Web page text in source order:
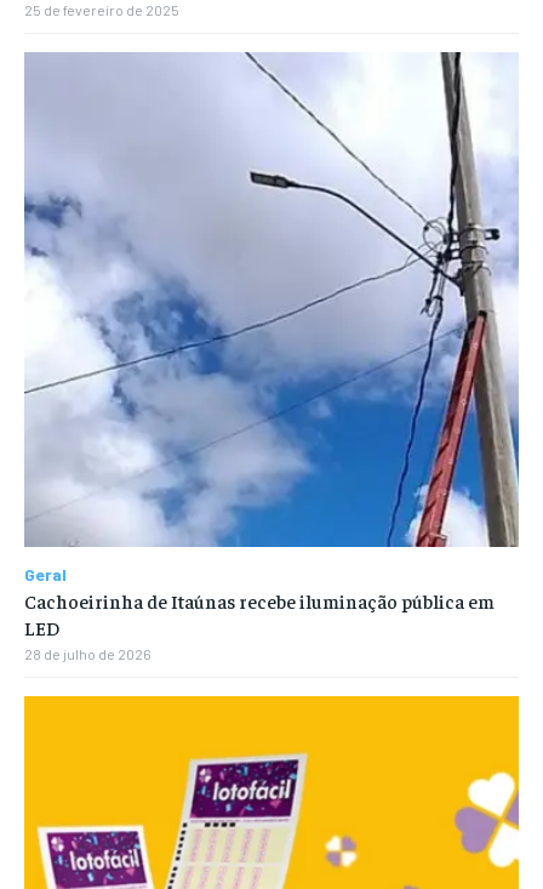
25 de fevereiro de 2025
Geral
Cachoeirinha de Itaúnas recebe iluminação pública em
LED
28 de julho de 2026